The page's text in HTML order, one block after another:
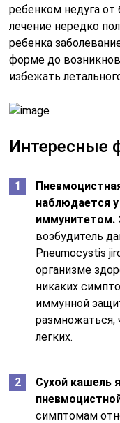
ребенком недуга от
лечение нередко
ребенка
форме до
избежать
Интересные
наблюдается
иммунитетом.
возбудитель
Pneumocystis
организме
никаких
иммунной
размножаться,
легких.
Сухой кашель
симптомам